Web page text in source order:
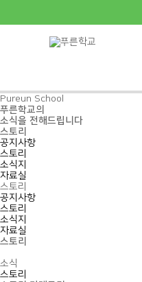
Pureun School
푸른학교의
소식을 전해드립니다
스토리
공지사항
스토리
소식지
자료실
스토리
공지사항
스토리
소식지
자료실
스토리
소식
스토리